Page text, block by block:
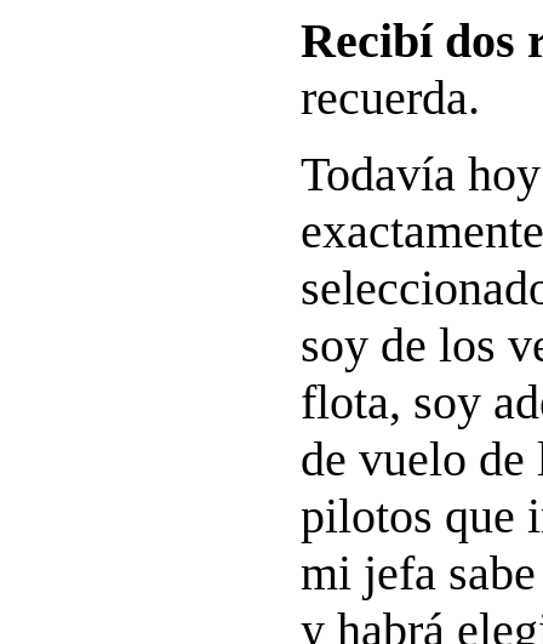
Recibí dos
recuerda.
Todavía
soy de los
flota, soy
de vuelo de
pilotos que
mi jefa
y habrá